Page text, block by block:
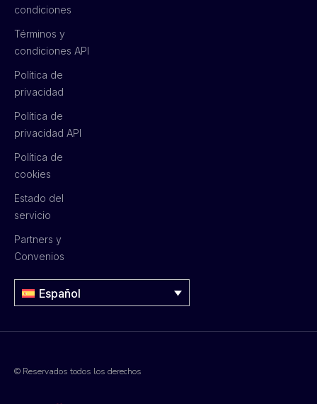
condiciones
Términos y
condiciones API
Política de
privacidad
Política de
privacidad API
Política de
cookies
Estado del
servicio
Partners y
Convenios
Español
© Reservados todos los derechos